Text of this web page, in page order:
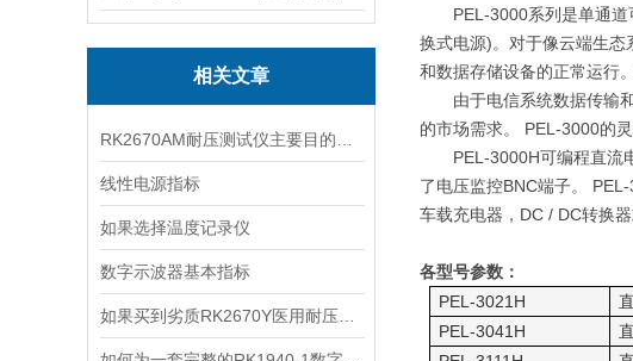
相关文章
线性电源指标
如果选择温度记录仪
数字示波器基本指标
PEL-3000系列是单通
换式电源)。对于像云端生态
和数据存储设备的正常运行
由于电信系统数据传输
的市场需求。
PEL-3000的
PEL-3000H可编程直流
了电压监控BNC端子。
车载充电器， DC / DC转换器
各型号参数：
PEL-3021H
PEL-3041H